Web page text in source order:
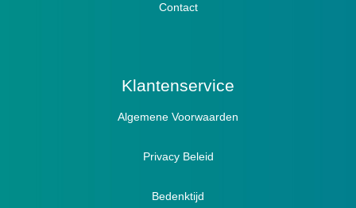
Lymph / Oedeem
Actief
Pantoffels
Sandalen
Hamertenen
Contact
Klantenservice
Algemene Voorwaarden
Privacy Beleid
Bedenktijd